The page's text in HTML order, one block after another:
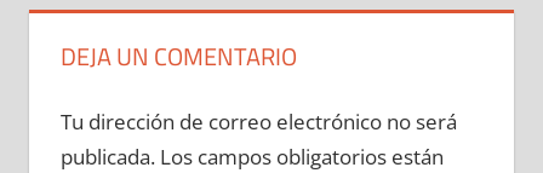
DEJA UN COMENTARIO
Tu dirección de correo electrónico no será
publicada. Los campos obligatorios están